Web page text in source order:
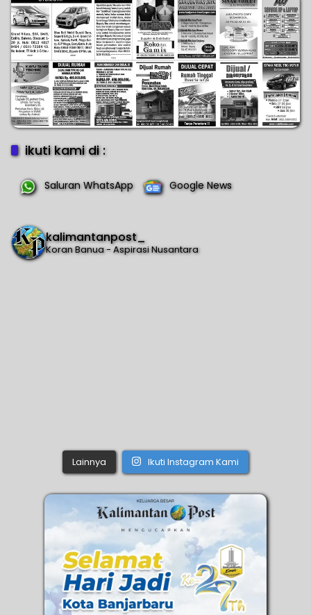
ikuti kami di :
Saluran WhatsApp Google News
kalimantanpost_
Koran Banua - Aspirasi Nusantara
Lainnya Ikuti Instagram Kami